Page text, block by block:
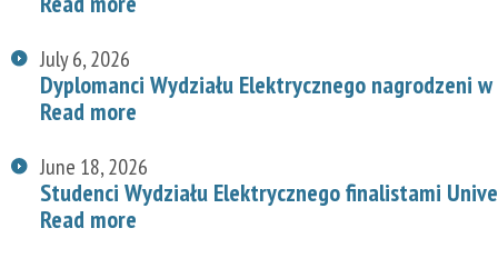
July 6, 2026
Dyplomanci Wydziału Elektrycznego nagrodzeni
Read more
June 18, 2026
Studenci Wydziału Elektrycznego finalistami
Read more